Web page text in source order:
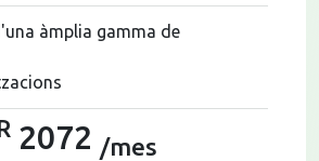
àmplia gamma de
2072 /mes